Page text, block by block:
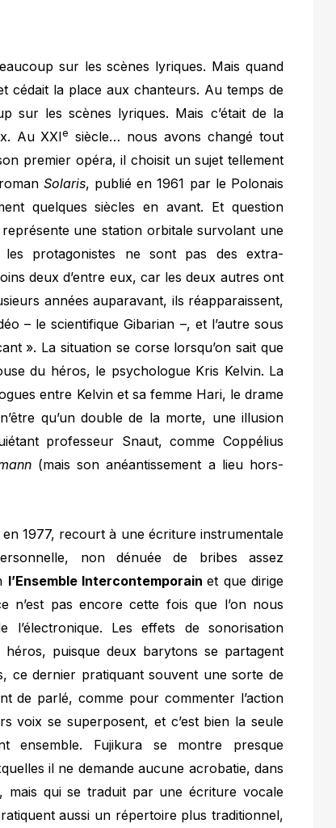
sur les scènes lyriques. Mais quand
cédait la place aux chanteurs. Au temps de
sur les scènes lyriques. Mais c’était de la
Au XXIe siècle… nous avons changé tout
premier opéra, il choisit un sujet tellement
Solaris, publié en 1961 par le Polonais
quelques siècles en avant. Et question
une station orbitale survolant une
protagonistes ne sont pas des extra-
deux d’entre eux, car les deux autres ont
années auparavant, ils réapparaissent,
– le scientifique Gibarian –, et l’autre sous
». La situation se corse lorsqu’on sait que
du héros, le psychologue Kris Kelvin. La
entre Kelvin et sa femme Hari, le drame
qu’un double de la morte, une illusion
professeur Snaut, comme Coppélius
(mais son anéantissement a lieu hors-
1977, recourt à une écriture instrumentale
non dénuée de bribes assez
l’Ensemble Intercontemporainet que dirige
n’est pas encore cette fois que l’on nous
l’électronique. Les effets de sonorisation
puisque deux barytons se partagent
ce dernier pratiquant souvent une sorte de
de parlé, comme pour commenter l’action
voix se superposent, et c’est bien la seule
ensemble. Fujikura se montre presque
il ne demande aucune acrobatie, dans
mais qui se traduit par une écriture vocale
aussi un répertoire plus traditionnel,